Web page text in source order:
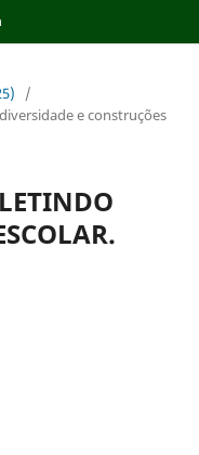
/
e construções